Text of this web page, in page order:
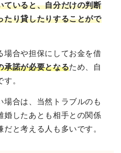
ていると、自分だけの判断
たり貸したりすることがで
場合や担保にしてお金を借
承諾が必要となるため、自
。
場合は、当然トラブルのも
婚したあとも相手との関係
と考える人も多いです。